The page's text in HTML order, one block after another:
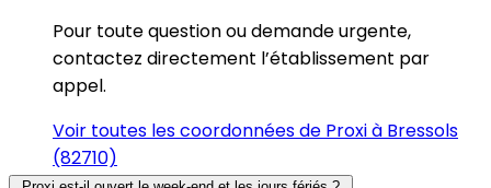
Pour toute question ou demande urgente,
contactez directement l’établissement par
appel.
Voir toutes les coordonnées de Proxi à Bressols
(82710)